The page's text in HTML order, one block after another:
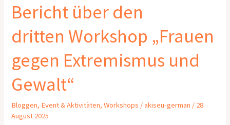
Bericht über den
dritten Workshop „Frauen
gegen Extremismus und
Gewalt“
Bloggen, Event & Aktivitäten,Workshops /akiseu-german / 28.
August 2025